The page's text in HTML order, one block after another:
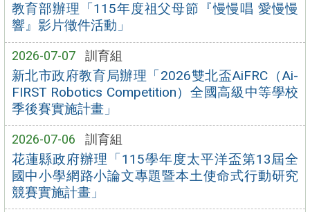
教育部辦理「115年度祖父母節『慢慢唱 愛慢慢
響』影片徵件活動」
2026-07-07 訓育組
新北市政府教育局辦理「2026雙北盃AiFRC（Ai-
FIRST Robotics Competition）全國高級中等學校
季後賽實施計畫」
2026-07-06 訓育組
花蓮縣政府辦理「115學年度太平洋盃第13屆全
國中小學網路小論文專題暨本土使命式行動研究
競賽實施計畫」